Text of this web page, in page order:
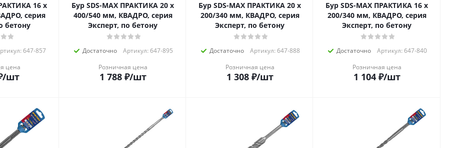
16 х
серия
бетону
647-857
цена
/шт
Бур SDS-MAX ПРАКТИКА 20 х
400/540 мм, КВАДРО, серия
Эксперт, по бетону
Достаточно
Артикул: 647-895
Розничная цена
1 788₽/шт
Бур SDS-MAX ПРАКТИКА 20 х
200/340 мм, КВАДРО, серия
Эксперт, по бетону
Достаточно
Артикул: 647-888
Розничная цена
1 308₽/шт
Бур SDS-MAX ПРАКТИКА 16 х
200/340 мм, КВАДРО, серия
Эксперт, по бетону
Достаточно
Артикул: 647-840
Розничная цена
1 104₽/шт